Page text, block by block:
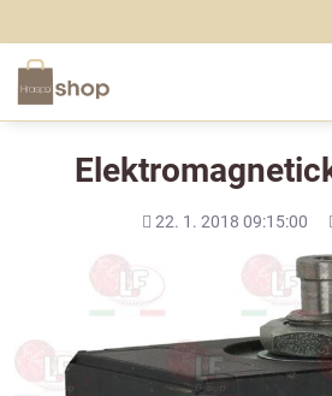
Přidáno
22. 1. 2018 09:15:00